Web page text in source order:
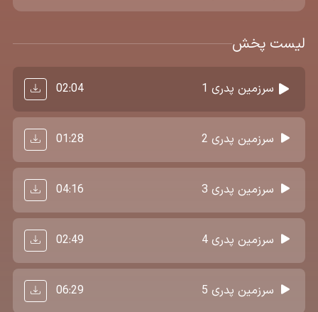
لیست پخش
سرزمین پدری 1 02:04
سرزمین پدری 2 01:28
سرزمین پدری 3 04:16
سرزمین پدری 4 02:49
سرزمین پدری 5 06:29